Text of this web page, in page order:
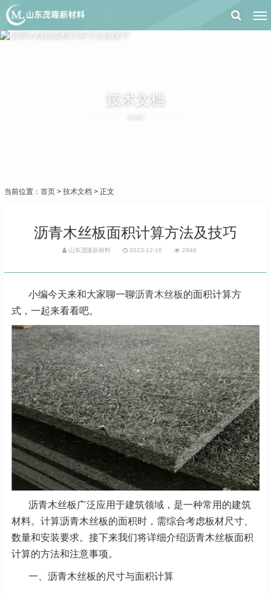
技术文档
JSWD
当前位置： 首页 > 技术文档 > 正文
沥青木丝板面积计算方法及技巧
山东茂隆新材料 2023-12-16 2946
小编今天来和大家聊一聊沥青木丝板的面积计算方
式，一起来看看吧。
沥青木丝板广泛应用于建筑领域，是一种常用的建筑
材料。计算沥青木丝板的面积时，需综合考虑板材尺寸、
数量和安装要求。接下来我们将详细介绍沥青木丝板面积
计算的方法和注意事项。
一、沥青木丝板的尺寸与面积计算